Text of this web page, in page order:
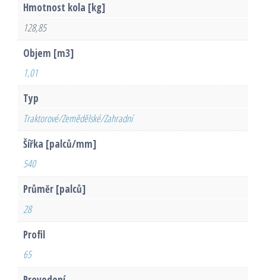
Hmotnost kola [kg]
128,85
Objem [m3]
1,01
Typ
Traktorové/Zemědělské/Zahradní
Šířka [palců/mm]
540
Průměr [palců]
28
Profil
65